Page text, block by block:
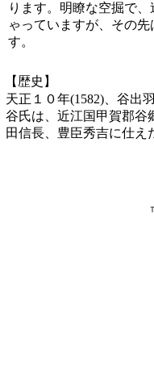
【歴史】
ります。明瞭な空掘で
ゃっていますが、その
す。
天正１０年(1582)、谷出
谷氏は、近江国甲賀郡谷
田信長、豊臣秀吉に仕え